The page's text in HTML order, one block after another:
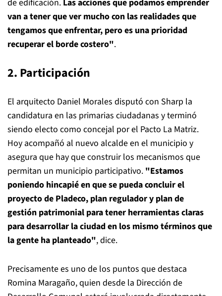
de edificación. Las acciones que podamos emprender
van a tener que ver mucho con las realidades que
tengamos que enfrentar, pero es una prioridad
recuperar el borde costero".
2. Participación
El arquitecto Daniel Morales disputó con Sharp la
candidatura en las primarias ciudadanas y terminó
siendo electo como concejal por el Pacto La Matriz.
Hoy acompañó al nuevo alcalde en el municipio y
asegura que hay que construir los mecanismos que
permitan un municipio participativo. "Estamos
poniendo hincapié en que se pueda concluir el
proyecto de Pladeco, plan regulador y plan de
gestión patrimonial para tener herramientas claras
para desarrollar la ciudad en los mismo términos que
la gente ha planteado", dice.
Precisamente es uno de los puntos que destaca
Romina Maragaño, quien desde la Dirección de